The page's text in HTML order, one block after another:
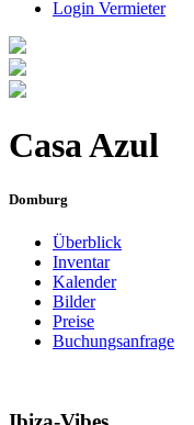
Login Vermieter
Casa Azul
Domburg
Überblick
Inventar
Kalender
Bilder
Preise
Buchungsanfrage